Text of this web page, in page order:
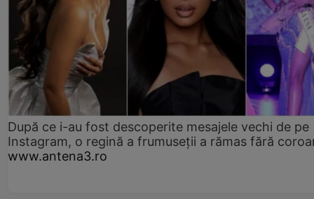
După ce i-au fost descoperite mesajele vechi de pe
Instagram, o regină a frumuseții a rămas fără
www.antena3.ro